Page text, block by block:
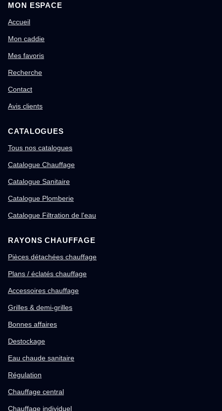
MON ESPACE
Accueil
Mon caddie
Mes favoris
Recherche
Contact
Avis clients
CATALOGUES
Tous nos catalogues
Catalogue Chauffage
Catalogue Sanitaire
Catalogue Plomberie
Catalogue Filtration de l'eau
RAYONS CHAUFFAGE
Pièces détachées chauffage
Plans / éclatés chauffage
Accessoires chauffage
Grilles & demi-grilles
Bonnes affaires
Destockage
Eau chaude sanitaire
Régulation
Chauffage central
Chauffage individuel